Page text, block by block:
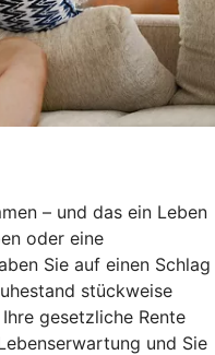
– und das ein Leben
oder eine
Sie auf einen Schlag
stückweise
gesetzliche Rente
und Sie